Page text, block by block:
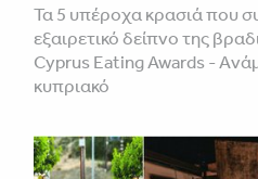
Τα 5 υπέροχα κρασιά που
εξαιρετικό δείπνο της
Cyprus Eating Awards -
κυπριακό